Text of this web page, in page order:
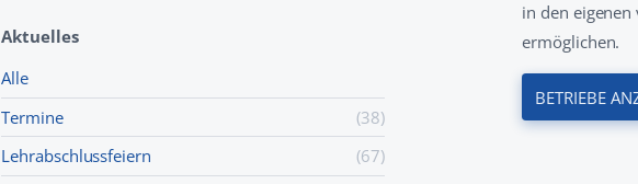
Aktuelles
Alle
Termine
(38)
Lehr­abschluss­feiern
(67)
in den eigenen
ermöglichen.
BETRIEBE